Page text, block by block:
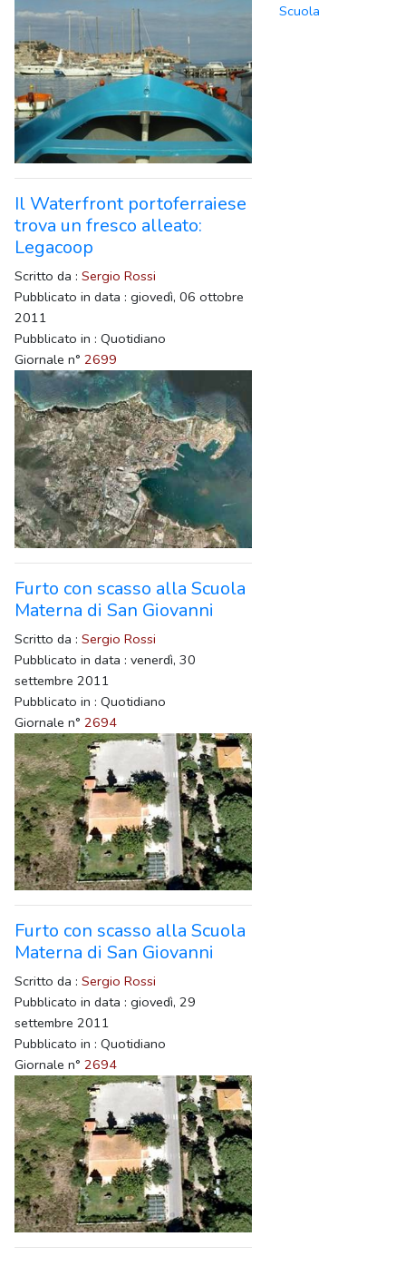
Il Waterfront portoferraiese
trova un fresco alleato:
Legacoop
Scritto da : Sergio Rossi
Pubblicato in data : giovedì, 06 ottobre
2011
Pubblicato in : Quotidiano
Giornale n° 2699
Furto con scasso alla Scuola
Materna di San Giovanni
Scritto da : Sergio Rossi
Pubblicato in data : venerdì, 30
settembre 2011
Pubblicato in : Quotidiano
Giornale n° 2694
Furto con scasso alla Scuola
Materna di San Giovanni
Scritto da : Sergio Rossi
Pubblicato in data : giovedì, 29
settembre 2011
Pubblicato in : Quotidiano
Giornale n° 2694
Scuola